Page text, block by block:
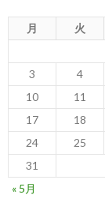
月 火
3
4
10
11
17
18
24
25
31
« 5月